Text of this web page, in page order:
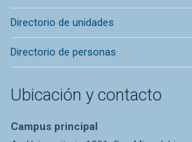
Directorio de unidades
Directorio de personas
Ubicación y contacto
Campus principal